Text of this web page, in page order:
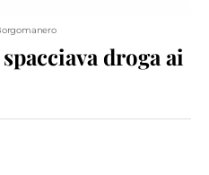
droga ai